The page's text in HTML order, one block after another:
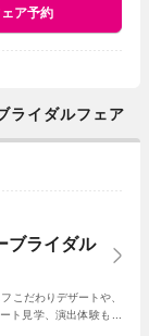
ア予約
イダルフェア
ブライダル
だわりデザートや、
見学、演出体験もあ